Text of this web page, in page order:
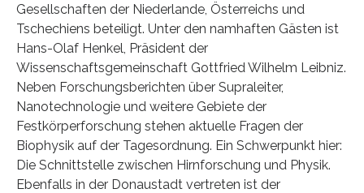
Gesellschaften der Niederlande, Österreichs und
Tschechiens beteiligt. Unter den namhaften Gästen ist
Hans-Olaf Henkel, Präsident der
Wissenschaftsgemeinschaft Gottfried Wilhelm Leibniz.
Neben Forschungsberichten über Supraleiter,
Nanotechnologie und weitere Gebiete der
Festkörperforschung stehen aktuelle Fragen der
Biophysik auf der Tagesordnung. Ein Schwerpunkt hier:
Die Schnittstelle zwischen Hirnforschung und Physik.
Ebenfalls in der Donaustadt vertreten ist der